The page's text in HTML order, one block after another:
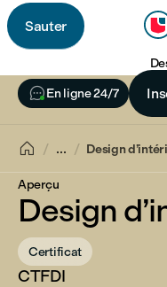
Sauter

En ligne 24/7
 ... Design
Aperçu
Design
Certificat
CTFDI